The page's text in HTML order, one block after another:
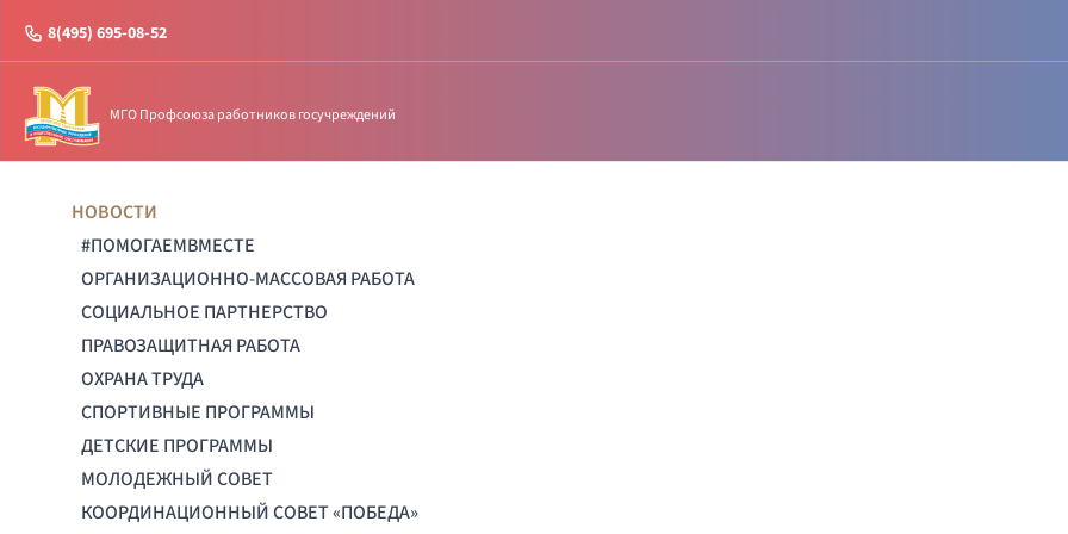
8(495) 695-08-52
МГО Профсоюза работников госучреждений
НОВОСТИ
#ПОМОГАЕМВМЕСТЕ
ОРГАНИЗАЦИОННО-МАССОВАЯ РАБОТА
СОЦИАЛЬНОЕ ПАРТНЕРСТВО
ПРАВОЗАЩИТНАЯ РАБОТА
ОХРАНА ТРУДА
СПОРТИВНЫЕ ПРОГРАММЫ
ДЕТСКИЕ ПРОГРАММЫ
МОЛОДЕЖНЫЙ СОВЕТ
КООРДИНАЦИОННЫЙ СОВЕТ «ПОБЕДА»